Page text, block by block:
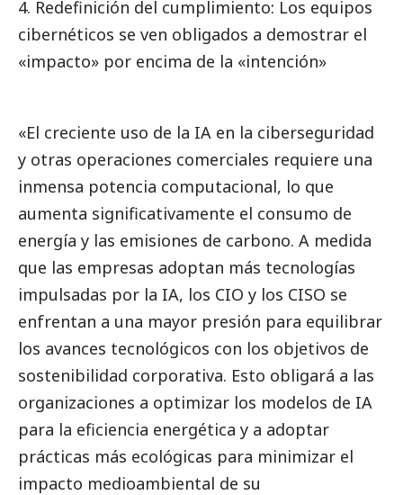
Redefinición del cumplimiento: Los equipos
cibernéticos se ven obligados a demostrar el
«impacto» por encima de la «intención»
«El creciente uso de la IA en la ciberseguridad
y otras operaciones comerciales requiere una
inmensa potencia computacional, lo que
aumenta significativamente el consumo de
energía y las emisiones de carbono. A medida
que las empresas adoptan más tecnologías
impulsadas por la IA, los CIO y los CISO se
enfrentan a una mayor presión para equilibrar
los avances tecnológicos con los objetivos de
sostenibilidad corporativa. Esto obligará a las
organizaciones a optimizar los modelos de IA
para la eficiencia energética y a adoptar
prácticas más ecológicas para minimizar el
impacto medioambiental de su